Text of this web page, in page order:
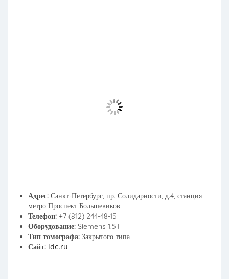
Адрес: Санкт-Петербург, пр. Солидарности, д.4, станция
метро Проспект Большевиков
Телефон: +7 (812) 244-48-15
Оборудование: Siemens 1.5T
Тип томографа: Закрытого типа
Сайт: ldc.ru